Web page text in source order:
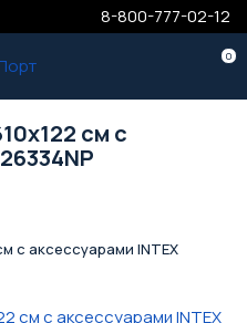
8-800-777-02-12
0
см с
с аксессуарами INTEX